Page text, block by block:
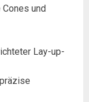
und
Lay-up-